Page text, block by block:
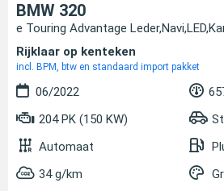
BMW 320
e Touring Advantage
Rijklaar op kenteken
incl. BPM, btw en standaard import pakket
06/2022
204 PK (150 KW)
Automaat
34 g/km